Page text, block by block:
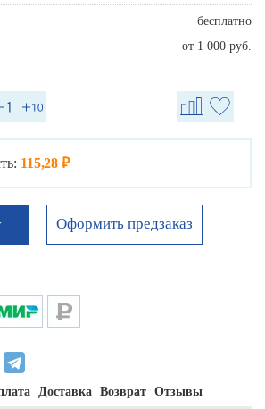
бесплатно
от 1 000 руб.
115,28 ₽
Оформить предзаказ
Доставка Возврат Отзывы